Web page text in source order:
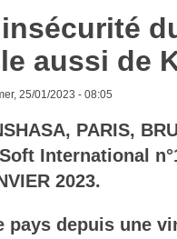
aussi de
25/01/2023 - 08:05
PARIS,
International
2023.
depuis une